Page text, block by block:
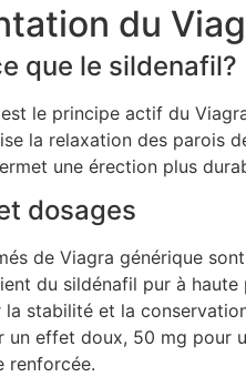
du
que le sildenafil?
le principe actif du
la relaxation des parois
une érection plus
dosages
de Viagra générique
du sildénafil pur à
la stabilité et la
un effet doux, 50 mg pour
renforcée.